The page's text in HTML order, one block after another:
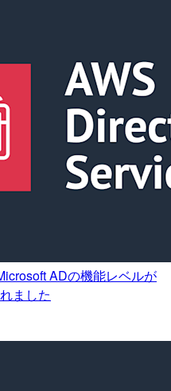
ADの機能レベルが
ました